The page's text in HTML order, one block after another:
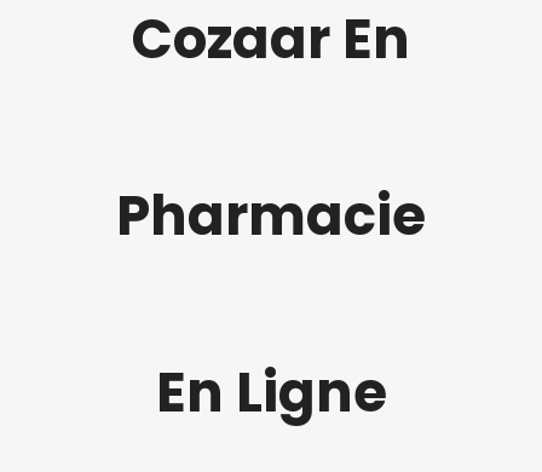
Cozaar En
Pharmacie
En Ligne